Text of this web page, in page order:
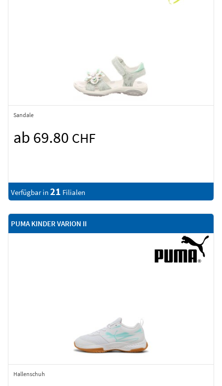
Sandale
ab 69.80 CHF
Verfügbar in 21 Filialen
PUMA KINDER VARION II
Hallenschuh